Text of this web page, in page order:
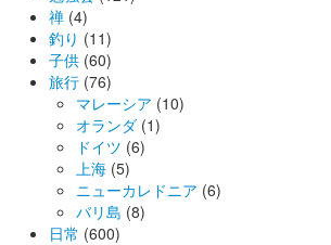
禅 (4)
釣り (11)
子供 (60)
旅行 (76)
マレーシア (10)
オランダ (1)
ドイツ (6)
上海 (5)
ニューカレドニア (6)
バリ島 (8)
日常 (600)